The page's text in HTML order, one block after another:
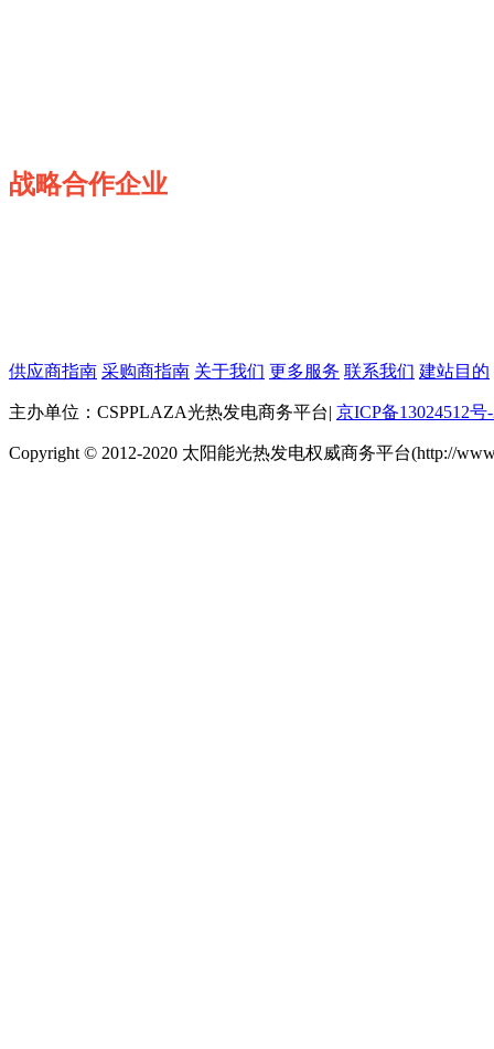
战略合作企业
供应商指南 采购商指南 关于我们 更多服务 联系我们 建站目的
主办单位：CSPPLAZA光热发电商务平台| 京ICP备13024512号
Copyright © 2012-2020 太阳能光热发电权威商务平台(http://